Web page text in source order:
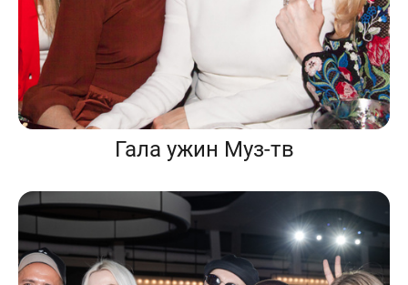
Гала ужин Муз-тв